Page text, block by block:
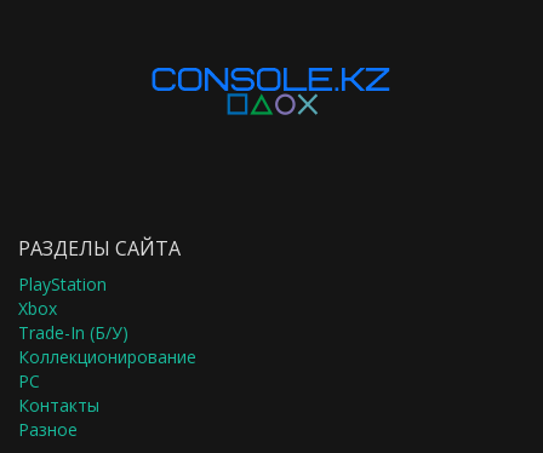
РАЗДЕЛЫ САЙТА
PlayStation
Xbox
Trade-In (Б/У)
Коллекционирование
PC
Контакты
Разное